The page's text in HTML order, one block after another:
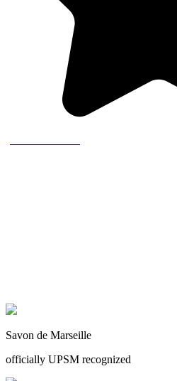
Savon de Marseille
officially UPSM recognized